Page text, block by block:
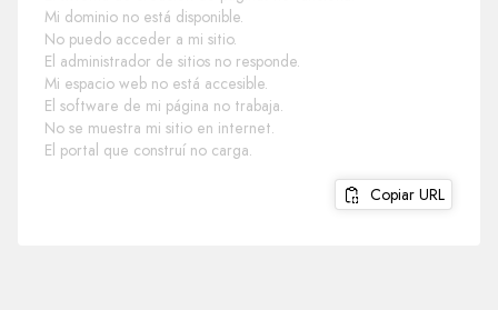
Mi dominio no está disponible.
No puedo acceder a mi sitio.
El administrador de sitios no responde.
Mi espacio web no está accesible.
El software de mi página no trabaja.
No se muestra mi sitio en internet.
El portal que construí no carga.
Copiar URL